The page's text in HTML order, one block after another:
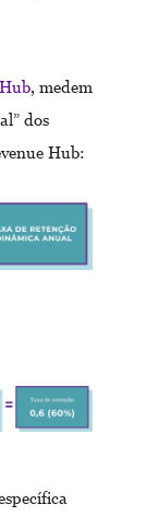
, medem
dos
Hub: